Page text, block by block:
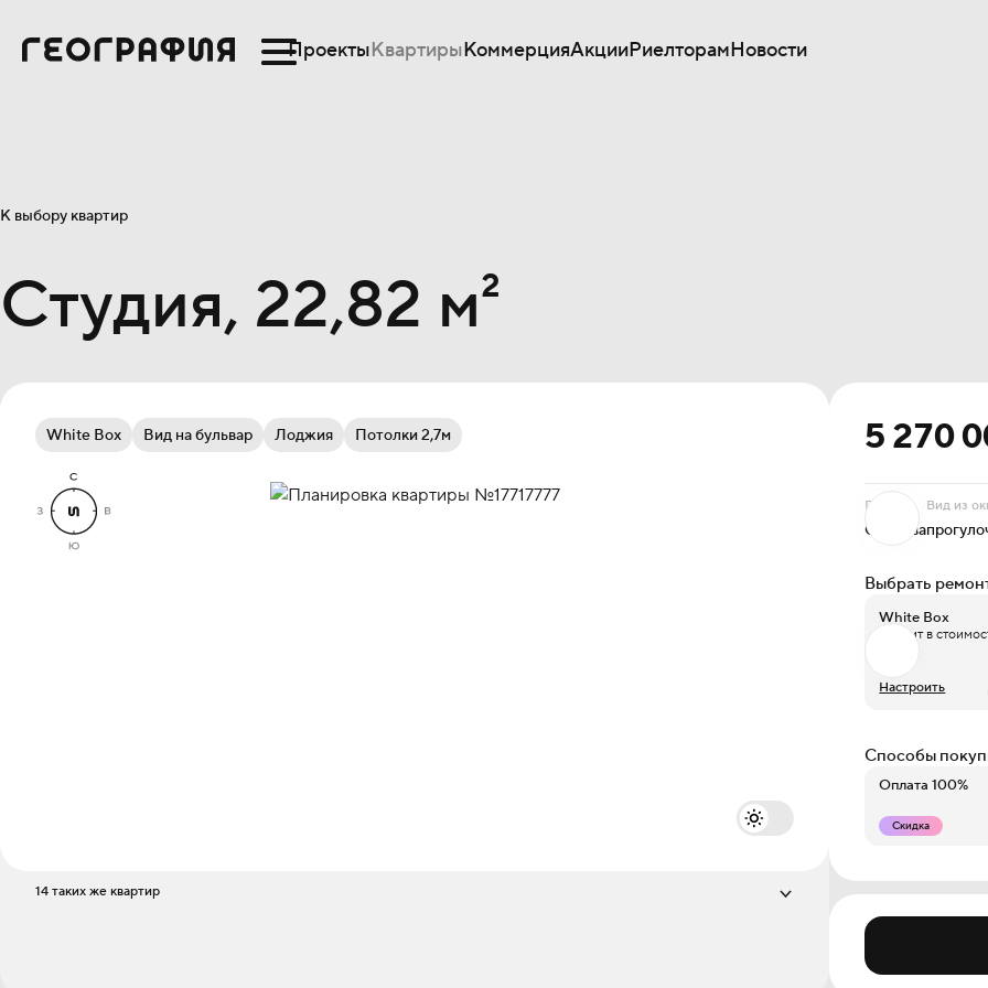
ПроектыКвартирыКоммерцияАкцииРиелторамНовости
К выбору квартир
Студия, 22,82 м²
White Box Вид на бульвар Лоджия Потолки 2,7м
14 таких же квартир
5 270
Проект
Окинава
Вид из
Выбрать
White Box
Входит в
Настроить
Способы
Оплата 100%
Скидка